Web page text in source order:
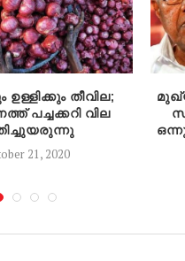
തീവില;
പച്ചക്കറി വില
21, 2020